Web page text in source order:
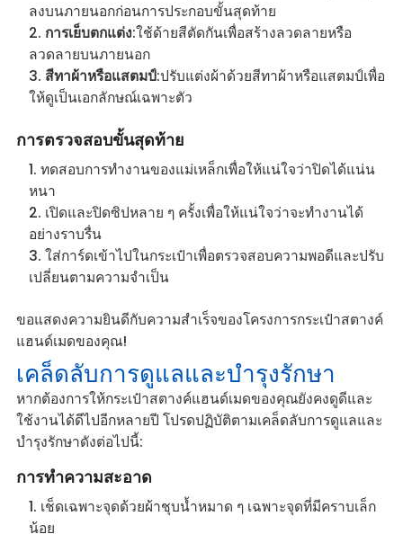
ลงบนภายนอกก่อนการประกอบขั้นสุดท้าย
การเย็บตกแต่ง:ใช้ด้ายสีตัดกันเพื่อสร้างลวดลายหรือ
ลวดลายบนภายนอก
สีทาผ้าหรือแสตมป์:ปรับแต่งผ้าด้วยสีทาผ้าหรือแสตมป์เพื่อ
ให้ดูเป็นเอกลักษณ์เฉพาะตัว
การตรวจสอบขั้นสุดท้าย
ทดสอบการทำงานของแม่เหล็กเพื่อให้แน่ใจว่าปิดได้แน่น
หนา
เปิดและปิดซิปหลาย ๆ ครั้งเพื่อให้แน่ใจว่าจะทำงานได้
อย่างราบรื่น
ใส่การ์ดเข้าไปในกระเป๋าเพื่อตรวจสอบความพอดีและปรับ
เปลี่ยนตามความจำเป็น
ขอแสดงความยินดีกับความสำเร็จของโครงการกระเป๋าสตางค์
แฮนด์เมดของคุณ!
เคล็ดลับการดูแลและบำรุงรักษา
หากต้องการให้กระเป๋าสตางค์แฮนด์เมดของคุณยังคงดูดีและ
ใช้งานได้ดีไปอีกหลายปี โปรดปฏิบัติตามเคล็ดลับการดูแลและ
บำรุงรักษาดังต่อไปนี้:
การทำความสะอาด
เช็ดเฉพาะจุดด้วยผ้าชุบน้ำหมาด ๆ เฉพาะจุดที่มีคราบเล็ก
น้อย